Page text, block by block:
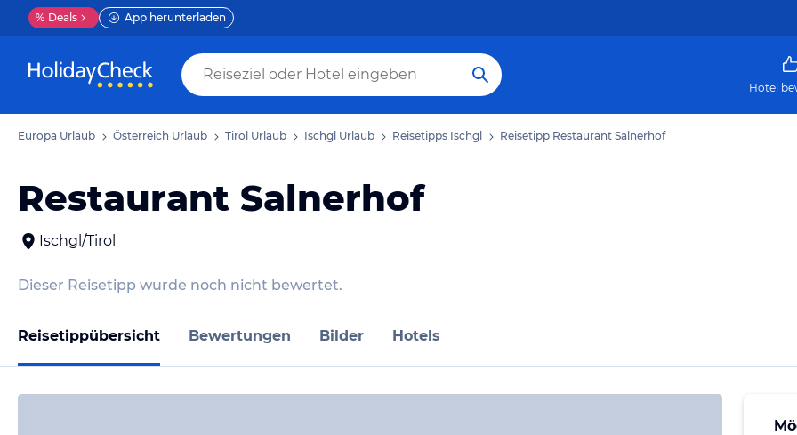
% Deals App herunterladen
Hotel
Europa Urlaub Österreich Urlaub Tirol Urlaub Ischgl Urlaub Reisetipps Ischgl Reisetipp Restaurant Salnerhof
Restaurant Salnerhof
Ischgl/Tirol
Dieser Reisetipp wurde noch nicht bewertet.
Reisetippübersicht Bewertungen Bilder Hotels